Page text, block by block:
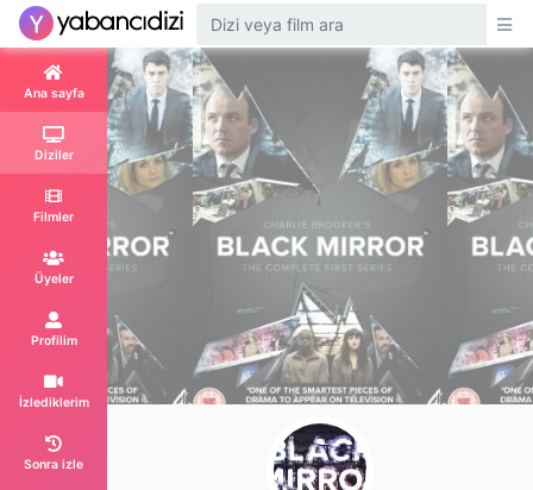
Ana sayfa
Diziler
Filmler
Üyeler
Profilim
İzlediklerim
Sonra izle